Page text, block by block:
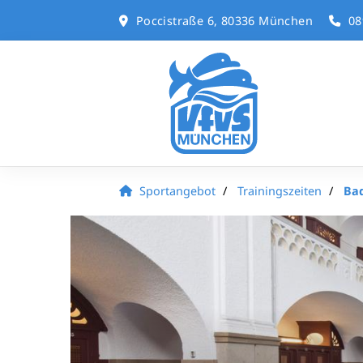
Poccistraße 6, 80336 München
Sportangebot Trainingszeiten